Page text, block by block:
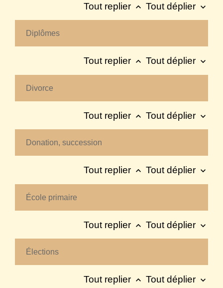
Tout replier keyboard_arrow_up Tout déplier keyboard_arrow_down
Diplômes
Tout replier keyboard_arrow_up Tout déplier keyboard_arrow_down
Divorce
Tout replier keyboard_arrow_up Tout déplier keyboard_arrow_down
Donation, succession
Tout replier keyboard_arrow_up Tout déplier keyboard_arrow_down
École primaire
Tout replier keyboard_arrow_up Tout déplier keyboard_arrow_down
Élections
Tout replier keyboard_arrow_up Tout déplier keyboard_arrow_down